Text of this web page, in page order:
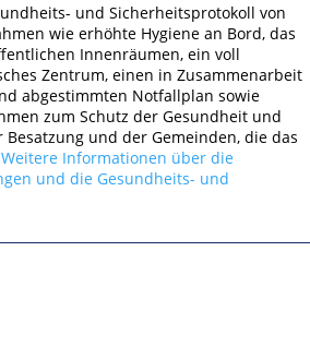
und Sicherheitsprotokoll von
wie erhöhte Hygiene an Bord, das
Innenräumen, ein voll
Zentrum, einen in Zusammenarbeit
abgestimmten Notfallplan sowie
zum Schutz der Gesundheit und
Besatzung und der Gemeinden, die das
Weitere Informationen über die
und die Gesundheits- und